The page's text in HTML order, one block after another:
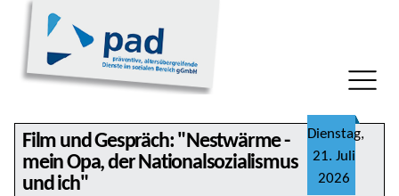
Dienstag,
21. Juli
2026
Film und Gespräch: "Nestwärme -
mein Opa, der Nationalsozialismus
und ich"